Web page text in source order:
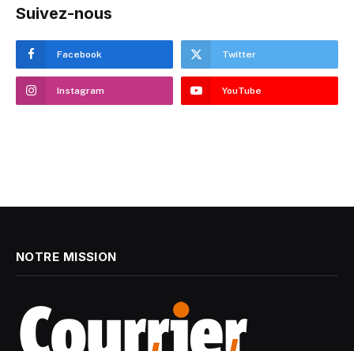
Suivez-nous
Facebook Twitter
Instagram YouTube
NOTRE MISSION